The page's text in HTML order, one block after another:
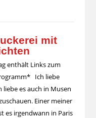
mit
enthält Links zum
Ich liebe
liebe es auch in Musen
Einer meiner
es irgendwann in Paris